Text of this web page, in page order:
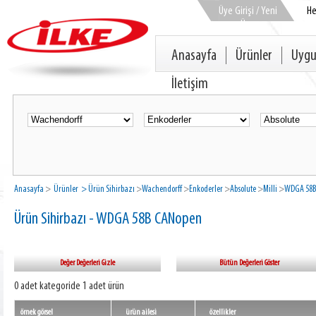
Üye Girişi / Yeni
Üye
Anasayfa Ürünler
İletişim
Anasayfa > Ürünler > Ürün Sihirbazı >Wachendorff>Enkoderler >Absolute >Milli >WDGA
Ürün Sihirbazı - WDGA 58B CANopen
Değer Değerleri Gizle Bütün Değerleri Göster
0 adet kategoride 1 adet ürün
örnek görsel ürün ailesi özellikler